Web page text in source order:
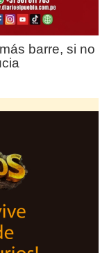
barre, si no